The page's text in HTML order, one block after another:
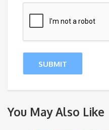
You May Also Like